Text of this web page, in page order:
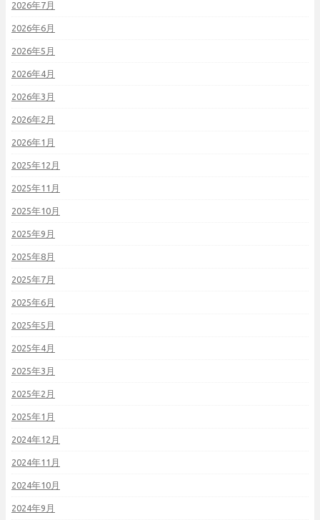
2026年7月
2026年6月
2026年5月
2026年4月
2026年3月
2026年2月
2026年1月
2025年12月
2025年11月
2025年10月
2025年9月
2025年8月
2025年7月
2025年6月
2025年5月
2025年4月
2025年3月
2025年2月
2025年1月
2024年12月
2024年11月
2024年10月
2024年9月